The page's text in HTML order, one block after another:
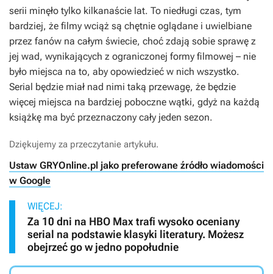
serii minęło tylko kilkanaście lat. To niedługi czas, tym
bardziej, że filmy wciąż są chętnie oglądane i uwielbiane
przez fanów na całym świecie, choć zdają sobie sprawę z
jej wad, wynikających z ograniczonej formy filmowej – nie
było miejsca na to, aby opowiedzieć w nich wszystko.
Serial będzie miał nad nimi taką przewagę, że będzie
więcej miejsca na bardziej poboczne wątki, gdyż na każdą
książkę ma być przeznaczony cały jeden sezon.
Dziękujemy za przeczytanie artykułu.
Ustaw GRYOnline.pl jako preferowane źródło wiadomości
w Google
WIĘCEJ:
Za 10 dni na HBO Max trafi wysoko oceniany
serial na podstawie klasyki literatury. Możesz
obejrzeć go w jedno popołudnie